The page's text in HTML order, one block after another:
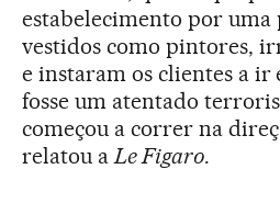
estabelecimento por
vestidos como pintores,
e instaram os clientes a ir
fosse um atentado
começou a correr na
relatou aLe Figaro.